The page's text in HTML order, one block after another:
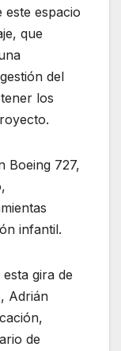
este espacio
que
del
los
Boeing 727,
infantil.
gira de
Adrián
de